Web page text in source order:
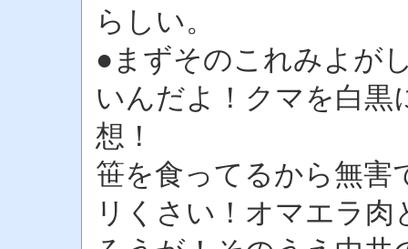
らしい。
●まずそのこれみよが
いんだよ！クマを白
想！
笹を食ってるから無害
リくさい！オマエラ